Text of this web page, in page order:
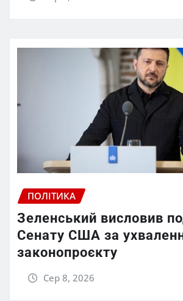
ПОЛІТИКА
Зеленський висловив
Сенату США за
законопроєкту
Сер 8, 2026